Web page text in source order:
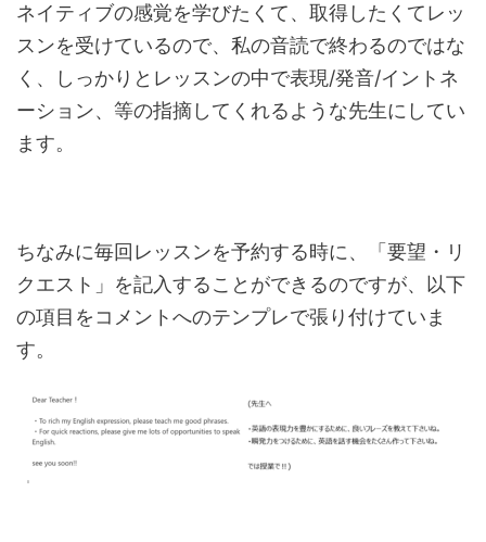
ネイティブの感覚を学びたくて、取得したくてレッ
スンを受けているので、私の音読で終わるのではな
く、しっかりとレッスンの中で表現/発音/イントネ
ーション、等の指摘してくれるような先生にしてい
ます。
ちなみに毎回レッスンを予約する時に、「要望・リ
クエスト」を記入することができるのですが、以下
の項目をコメントへのテンプレで張り付けていま
す。